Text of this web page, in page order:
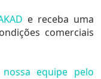
e receba uma
comerciais
equipe pelo